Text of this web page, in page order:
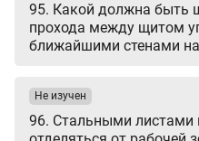
95. Какой должна быть
прохода между щитом
ближайшими стенами
96. Стальными
Не изучен